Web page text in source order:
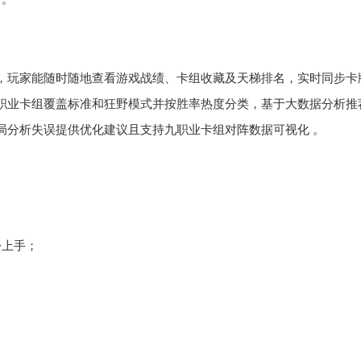
家能随时随地查看游戏战绩、卡组收藏及天梯排名，实时同步卡
卡组覆盖标准和狂野模式并按胜率热度分类，基于大数据分析推
析失误提供优化建议且支持九职业卡组对阵数据可视化 。
手；